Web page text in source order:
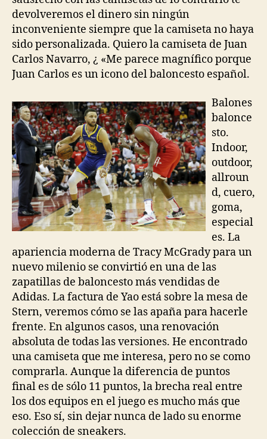
devolveremos el dinero sin ningún
inconveniente siempre que la camiseta no haya
sido personalizada. Quiero la camiseta de Juan
Carlos Navarro, ¿ «Me parece magnífico porque
Juan Carlos es un icono del baloncesto español.
Balones
balonce
sto.
Indoor,
outdoor,
allroun
d, cuero,
goma,
especial
es. La
apariencia moderna de Tracy McGrady para un
nuevo milenio se convirtió en una de las
zapatillas de baloncesto más vendidas de
Adidas. La factura de Yao está sobre la mesa de
Stern, veremos cómo se las apaña para hacerle
frente. En algunos casos, una renovación
absoluta de todas las versiones. He encontrado
una camiseta que me interesa, pero no se como
comprarla. Aunque la diferencia de puntos
final es de sólo 11 puntos, la brecha real entre
los dos equipos en el juego es mucho más que
eso. Eso sí, sin dejar nunca de lado su enorme
colección de sneakers.